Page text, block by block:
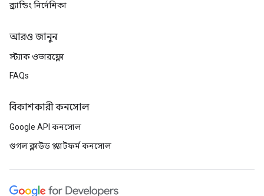
ব্র্যান্ডিং নির্দেশিকা
আরও জানুন
স্ট্যাক ওভারফ্লো
FAQs
বিকাশকারী কনসোল
Google API কনসোল
গুগল ক্লাউড প্ল্যাটফর্ম কনসোল